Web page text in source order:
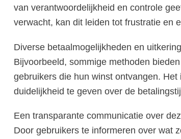
van verantwoordelijkheid en controle
verwacht, kan dit leiden tot frustratie en
Diverse betaalmogelijkheden en
Bijvoorbeeld, sommige methoden
gebruikers die hun winst ontvangen.
duidelijkheid te geven over de
Een transparante communicatie over
Door gebruikers te informeren over wat